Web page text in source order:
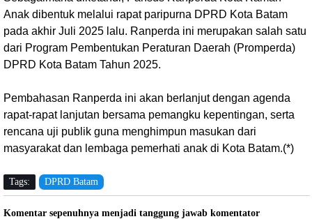
Anak dibentuk melalui rapat paripurna DPRD Kota Batam
pada akhir Juli 2025 lalu. Ranperda ini merupakan salah satu
dari Program Pembentukan Peraturan Daerah (Promperda)
DPRD Kota Batam Tahun 2025.
Pembahasan Ranperda ini akan berlanjut dengan agenda
rapat-rapat lanjutan bersama pemangku kepentingan, serta
rencana uji publik guna menghimpun masukan dari
masyarakat dan lembaga pemerhati anak di Kota Batam.(*)
Tags: DPRD Batam
Komentar sepenuhnya menjadi tanggung jawab komentator